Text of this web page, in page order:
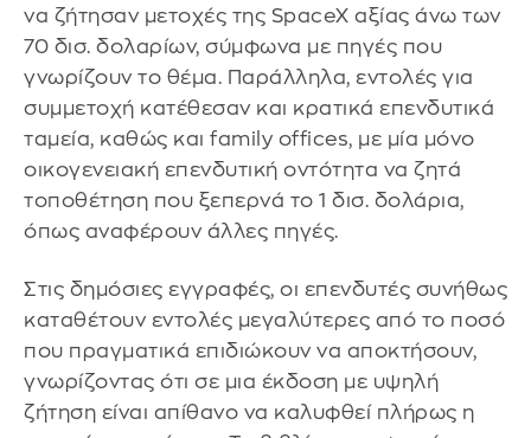
να ζήτησαν μετοχές της SpaceX αξίας άνω των
70 δισ. δολαρίων, σύμφωνα με πηγές που
γνωρίζουν το θέμα. Παράλληλα, εντολές για
συμμετοχή κατέθεσαν και κρατικά επενδυτικά
ταμεία, καθώς και family offices, με μία μόνο
οικογενειακή επενδυτική οντότητα να ζητά
τοποθέτηση που ξεπερνά το 1 δισ. δολάρια,
όπως αναφέρουν άλλες πηγές.
Στις δημόσιες εγγραφές, οι επενδυτές συνήθως
καταθέτουν εντολές μεγαλύτερες από το ποσό
που πραγματικά επιδιώκουν να αποκτήσουν,
γνωρίζοντας ότι σε μια έκδοση με υψηλή
ζήτηση είναι απίθανο να καλυφθεί πλήρως η